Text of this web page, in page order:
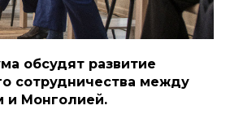
обсудят развитие
сотрудничества между
и Монголией.